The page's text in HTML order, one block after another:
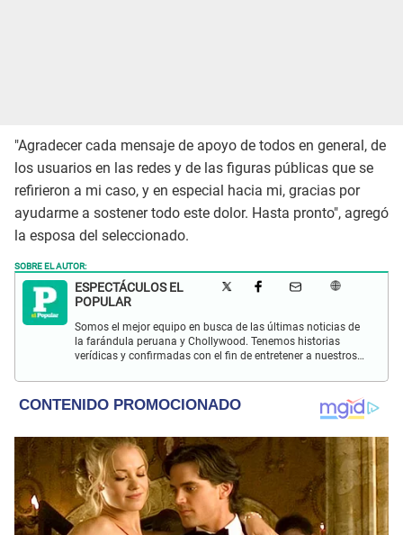
"Agradecer cada mensaje de apoyo de todos en general, de
los usuarios en las redes y de las figuras públicas que se
refirieron a mi caso, y en especial hacia mi, gracias por
ayudarme a sostener todo este dolor. Hasta pronto", agregó
la esposa del seleccionado.
SOBRE EL AUTOR:
ESPECTÁCULOS EL
POPULAR
Somos el mejor equipo en busca de las últimas noticias de
la farándula peruana y Chollywood. Tenemos historias
verídicas y confirmadas con el fin de entretener a nuestros